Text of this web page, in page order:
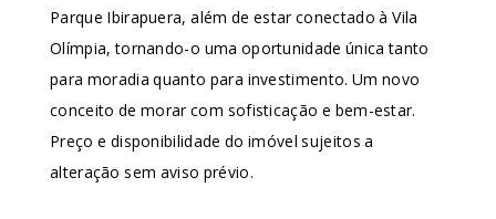
Parque Ibirapuera, além de estar conectado à Vila
Olímpia, tornando-o uma oportunidade única tanto
para moradia quanto para investimento. Um novo
conceito de morar com sofisticação e bem-estar.
Preço e disponibilidade do imóvel sujeitos a
alteração sem aviso prévio.